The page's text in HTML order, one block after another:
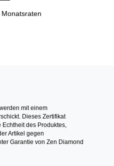
mit einem
Dieses Zertifikat
des Produktes,
Artikel gegen
Garantie von Zen Diamond